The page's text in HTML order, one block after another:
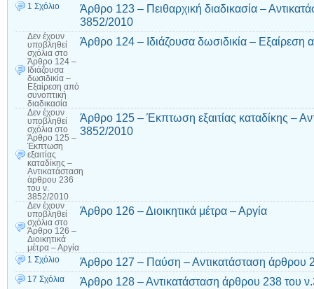
1 Σχόλιο
Άρθρο 123 – Πειθαρχική διαδικασία –
3852/2010
Δεν έχουν
υποβληθεί
σχόλια στο
Άρθρο 124 –
Ιδιάζουσα
δωσιδικία –
Εξαίρεση από
συνοπτική
διαδικασία
Άρθρο 124 – Ιδιάζουσα δωσιδικία – Εξαίρεση
Δεν έχουν
υποβληθεί
σχόλια στο
Άρθρο 125 –
Έκπτωση
εξαιτίας
καταδίκης –
Αντικατάσταση
άρθρου 236
του ν.
3852/2010
Άρθρο 125 – Έκπτωση εξαιτίας καταδίκης –
3852/2010
Δεν έχουν
υποβληθεί
σχόλια στο
Άρθρο 126 –
Διοικητικά
μέτρα – Αργία
Άρθρο 126 – Διοικητικά μέτρα – Αργία
1 Σχόλιο Άρθρο 127 – Παύση – Αντικατάσταση άρθρου
17 Σχόλια Άρθρο 128 – Αντικατάσταση άρθρου 238 του